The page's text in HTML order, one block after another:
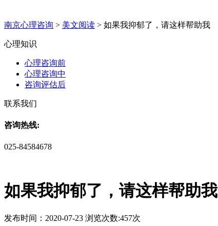
南京心理咨询 > 美文阅读 > 如果我抑郁了，请这样帮助我
心理知识
心理咨询前
心理咨询中
咨询评估后
联系我们
咨询热线:
025-84584678
如果我抑郁了，请这样帮助我
发布时间：2020-07-23 浏览次数:457次